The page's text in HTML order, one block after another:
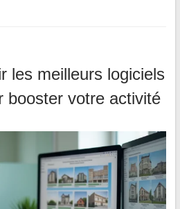
les meilleurs logiciels
booster votre activité